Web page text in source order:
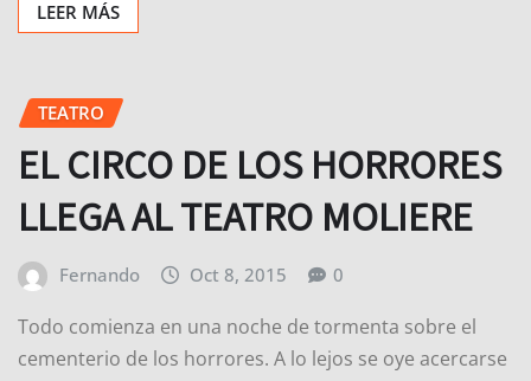
LEER MÁS
TEATRO
EL CIRCO DE LOS HORRORES
LLEGA AL TEATRO MOLIERE
Fernando Oct 8, 2015 0
Todo comienza en una noche de tormenta sobre el
cementerio de los horrores. A lo lejos se oye acercarse